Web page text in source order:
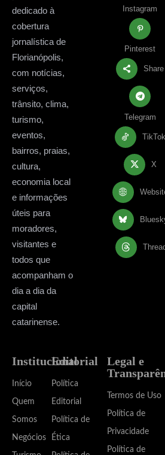
dedicado à
cobertura
jornalística de
Florianópolis,
com notícias,
serviços,
trânsito, clima,
turismo,
eventos,
bairros, praias,
cultura,
economia local
e informações
úteis para
moradores,
visitantes e
todos que
acompanham o
dia a dia da
capital
catarinense.
Instagram
Pinterest
Share
Telegram
TikTok
X
Institucional
Início
Quem
Somos
Negócios
Editorial
Política
Editorial
Política de
Ética
Legal e
Termos de Uso
Política de
Privacidade
Política de